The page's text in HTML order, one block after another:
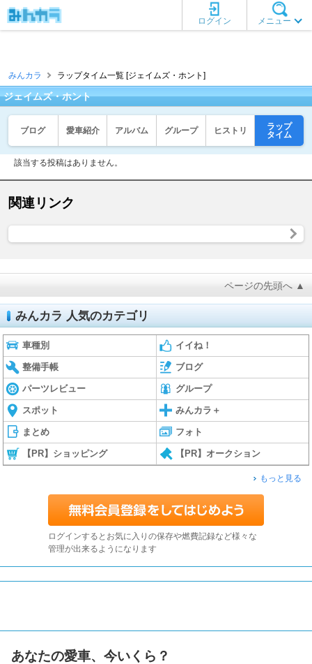
メニュー
ログイン
みんカラ ラップタイム一覧 [ジェイムズ・ホント]
ジェイムズ・ホント
ブログ 愛車紹介 アルバム グループ ヒストリ
ラップ
タイム
該当する投稿はありません。
関連リンク
ページの先頭へ ▲
みんカラ 人気のカテゴリ
車種別 イイね！
整備手帳 ブログ
パーツレビュー グループ
スポット みんカラ＋
まとめ フォト
【PR】ショッピング 【PR】オークション
もっと見る
ログインするとお気に入りの保存や燃費記録など様々な
管理が出来るようになります
あなたの愛車、今いくら？